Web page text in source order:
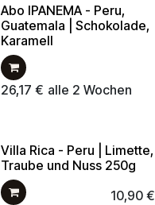
Abo IPANEMA - Peru,
Guatemala | Schokolade,
Karamell
26,17 € alle 2 Wochen
Villa Rica - Peru | Limette,
Traube und Nuss 250g
10,90 €